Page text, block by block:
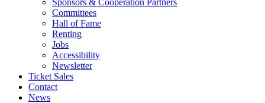
Committees
Hall of Fame
Renting
Jobs
Accessibility
Newsletter
Ticket Sales
Contact
News